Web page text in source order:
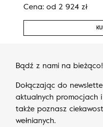
Cena: od 2 924 zł
Bądź z nami na bieżąco!
Dołączając do
aktualnych promocjach
także poznasz
wełnianych.